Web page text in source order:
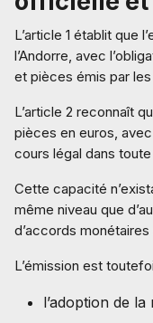
L’article 1 établit que
l’Andorre, avec
et pièces émis par
L’article 2 reconnaît
pièces en euros,
cours légal dans
Cette capacité
même niveau que
d’accords monétaires
L’émission est
l’adoption de